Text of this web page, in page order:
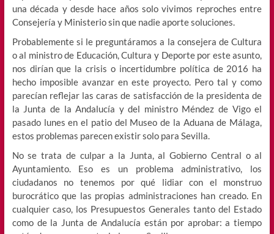
una década y desde hace años solo vivimos reproches entre
Consejería y Ministerio sin que nadie aporte soluciones.
Probablemente si le preguntáramos a la consejera de Cultura
o al ministro de Educación, Cultura y Deporte por este asunto,
nos dirían que la crisis o incertidumbre política de 2016 ha
hecho imposible avanzar en este proyecto. Pero tal y como
parecían reflejar las caras de satisfacción de la presidenta de
la Junta de la Andalucía y del ministro Méndez de Vigo el
pasado lunes en el patio del Museo de la Aduana de Málaga,
estos problemas parecen existir solo para Sevilla.
No se trata de culpar a la Junta, al Gobierno Central o al
Ayuntamiento. Eso es un problema administrativo, los
ciudadanos no tenemos por qué lidiar con el monstruo
burocrático que las propias administraciones han creado. En
cualquier caso, los Presupuestos Generales tanto del Estado
como de la Junta de Andalucía están por aprobar: a tiempo